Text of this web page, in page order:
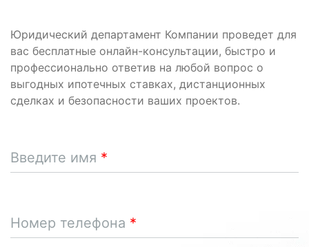
Юридический департамент Компании проведет для
вас бесплатные онлайн-консультации, быстро и
профессионально ответив на любой вопрос о
выгодных ипотечных ставках, дистанционных
сделках и безопасности ваших проектов.
Введите имя
Номер телефона